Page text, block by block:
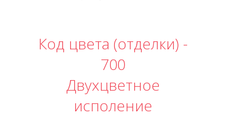
Код цвета (отделки) -
700
Двухцветное
исполение